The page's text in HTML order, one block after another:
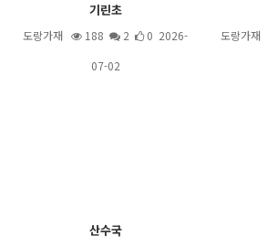
기린초
도랑가재 188 2
0 2026-
07-02
도랑가재
산수국